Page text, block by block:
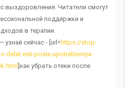
выздоровления. Читатели смогут
поддержки и
в терапии.
сейчас - [url=https://stop-
delat-esli-posle-upotrebleniya-
]как убрать отеки после